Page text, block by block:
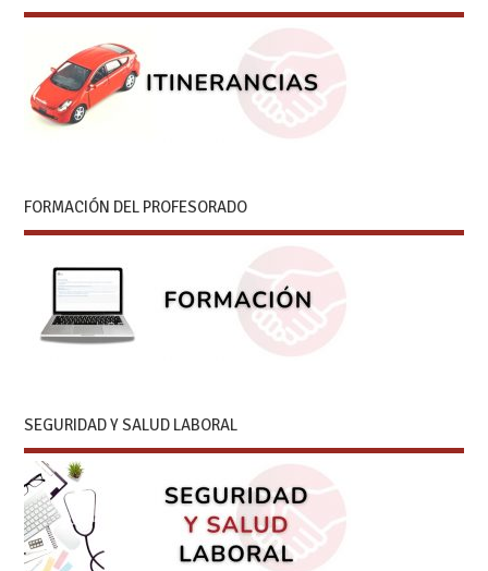
FORMACIÓN DEL PROFESORADO
SEGURIDAD Y SALUD LABORAL